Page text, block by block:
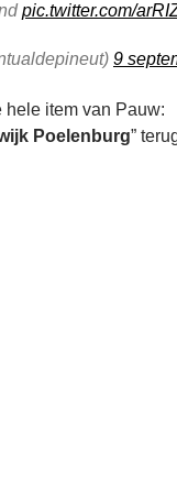
pic.twitter.com/
9
hele item van Pauw:
Poelenburg”